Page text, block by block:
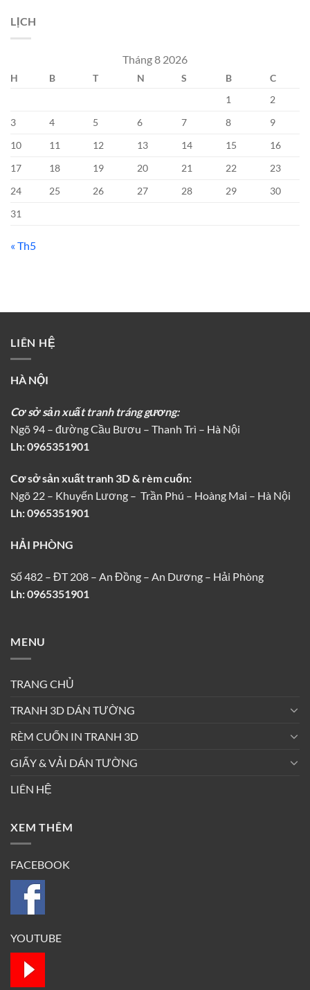
LỊCH
Tháng 8 2026
H B T N S B
C
1
2
3
4 5 6 7 8
9
10
11 12 13 14 15
16
17
18 19 20 21 22
23
24
25 26 27 28 29
30
31
« Th5
LIÊN HỆ
HÀ NỘI
Cơ sở sản xuất tranh tráng gương:
Ngõ 94 – đường Cầu Bươu – Thanh Trì – Hà Nội
Lh:0965351901
Cơ sở sản xuất tranh 3D & rèm cuốn:
Ngõ 22 – Khuyến Lương – Trần Phú – Hoàng Mai – Hà Nội
Lh: 0965351901
HẢI PHÒNG
Số 482 – ĐT 208 – An Đồng – An Dương – Hải Phòng
Lh: 0965351901
MENU
TRANG CHỦ
TRANH 3D DÁN TƯỜNG
RÈM CUỐN IN TRANH 3D
GIẤY & VẢI DÁN TƯỜNG
LIÊN HỆ
XEM THÊM
FACEBOOK
YOUTUBE